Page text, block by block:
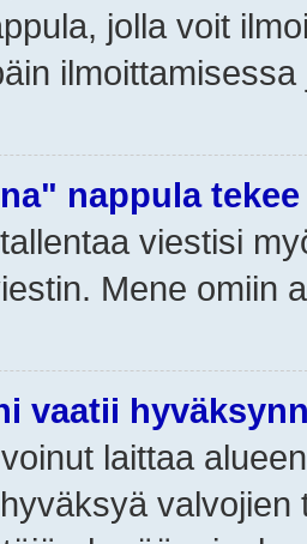
jolla voit
nappula
viestisi
Mene omiin
vaatii
laittaa